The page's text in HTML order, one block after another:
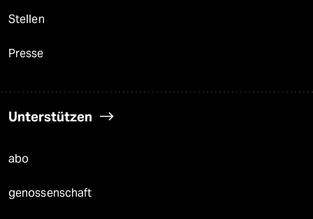
Stellen
Presse
Unterstützen
abo
genossenschaft